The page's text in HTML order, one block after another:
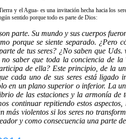
y el Agua- es una invitación hecha hacia los
sentido porque todo es parte de Dios:
parte. Su mundo y sus cuerpos
porque se siente separado. ¿Pero
de tus seres? ¿No saben que
saber que toda la conciencia de
de ella? Este principio, de la
cada uno de sus seres está ligado
en un plano superior o inferior. La
de las estaciones y la armonía de
continuar repitiendo estos
violentos si los seres no
y como consecuencia una parte